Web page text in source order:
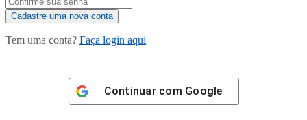
Tem uma conta? Faça login aqui
Continuar com Google